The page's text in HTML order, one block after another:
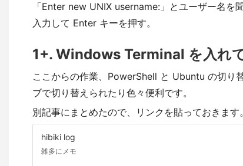
「Enter new UNIX username:」とユーザー名
入力して Enter キーを押す。
1+. Windows Terminal を入れ
ここからの作業、PowerShell と Ubuntu の切り
ブで切り替えられたり色々便利です。
別記事にまとめたので、リンクを貼っておきます。
hibiki log
雑多にメモ